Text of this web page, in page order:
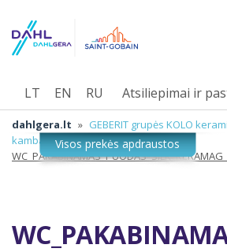
Atsiliepimai ir
LT EN RU
dahlgera.lt » GEBERIT grupės KOLO
kambario įranga »